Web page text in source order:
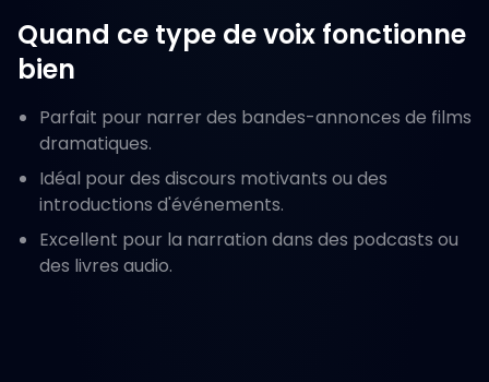
Quand ce type de voix fonctionne
bien
Parfait pour narrer des bandes-annonces de films
dramatiques.
Idéal pour des discours motivants ou des
introductions d'événements.
Excellent pour la narration dans des podcasts ou
des livres audio.